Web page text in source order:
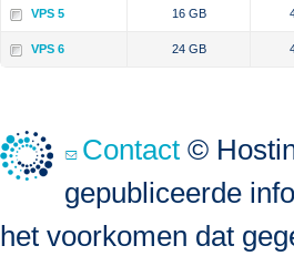
VPS 5 16 GB
VPS 6 24 GB
Contact ©
gepubliceerde
het voorkomen dat